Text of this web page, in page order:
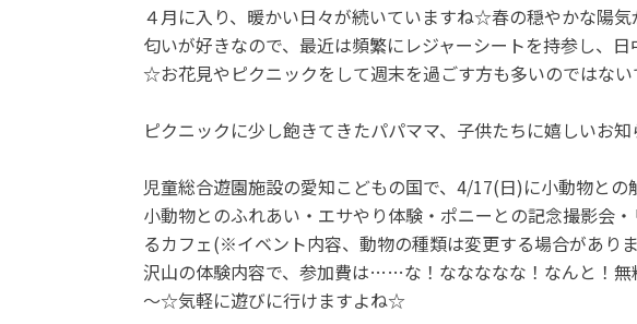
４月に入り、暖かい日々が続いていますね☆春の穏やかな陽
匂いが好きなので、最近は頻繁にレジャーシートを持参し、
☆お花見やピクニックをして週末を過ごす方も多いのではない
ピクニックに少し飽きてきたパパママ、子供たちに嬉しいお
児童総合遊園施設の愛知こどもの国で、4/17(日)に小動物との
小動物とのふれあい・エサやり体験・ポニーとの記念撮影会
るカフェ(※イベント内容、動物の種類は変更する場合があり
沢山の体験内容で、参加費は……な！ななななな！なんと！
～☆気軽に遊びに行けますよね☆
分を体感！「下呂
村」
開催中